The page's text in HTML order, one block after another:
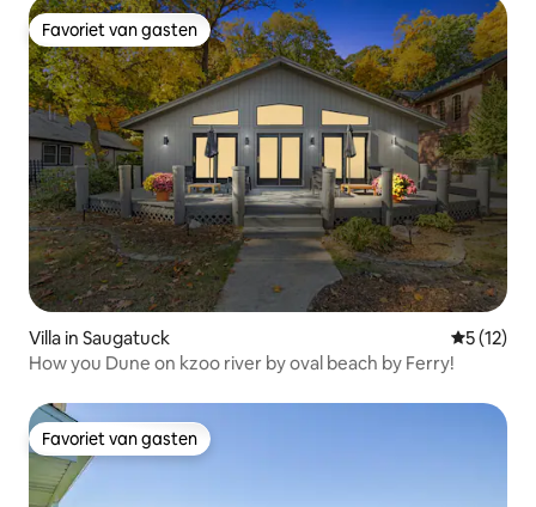
Favoriet van gasten
Favoriet van gasten
Villa in Saugatuck
5 (12)
How you Dune on kzoo river by oval beach by Ferry!
Favoriet van gasten
Favoriet van gasten